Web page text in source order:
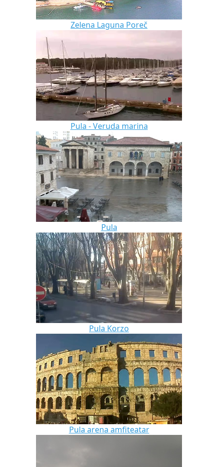
Zelena Laguna Poreč
Pula - Veruda marina
Pula
Pula Korzo
Pula arena amfiteatar